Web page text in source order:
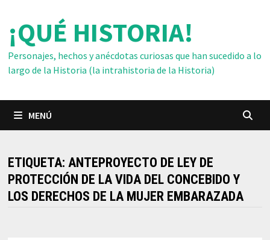
contenido
¡QUÉ HISTORIA!
Personajes, hechos y anécdotas curiosas que han sucedido a lo
largo de la Historia (la intrahistoria de la Historia)
MENÚ
ETIQUETA: ANTEPROYECTO DE LEY DE
PROTECCIÓN DE LA VIDA DEL CONCEBIDO Y
LOS DERECHOS DE LA MUJER EMBARAZADA